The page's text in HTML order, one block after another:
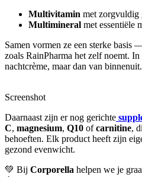
Multivitamin met zorgvuldig
Multimineral met essentiële
Samen vormen ze een sterke basis
zoals RainPharma het zelf noemt.
nachtcrème, maar dan van binnenuit.
Screenshot
Daarnaast zijn er nog gerichte
C, magnesium, Q10 ofcarnitine,
behoeften. Elk product heeft zijn
gezond evenwicht.
💚 Bij Corporella helpen we je